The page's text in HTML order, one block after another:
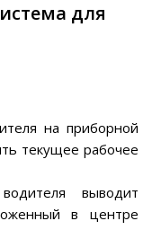
для
на приборной
текущее рабочее
выводит
в центре